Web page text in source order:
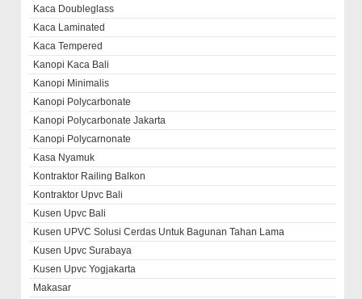
Kaca Doubleglass
Kaca Laminated
Kaca Tempered
Kanopi Kaca Bali
Kanopi Minimalis
Kanopi Polycarbonate
Kanopi Polycarbonate Jakarta
Kanopi Polycarnonate
Kasa Nyamuk
Kontraktor Railing Balkon
Kontraktor Upvc Bali
Kusen Upvc Bali
Kusen UPVC Solusi Cerdas Untuk Bagunan Tahan Lama
Kusen Upvc Surabaya
Kusen Upvc Yogjakarta
Makasar